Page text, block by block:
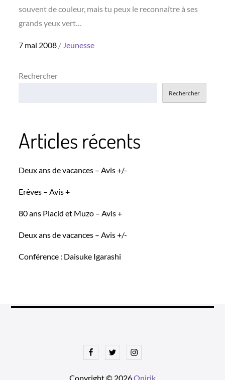
souvent de couleur, mais tu peux le reconnaître à ses
grands yeux vert…
Posted
7 mai 2008 Jeunesse
Rechercher
Rechercher
Articles récents
Deux ans de vacances – Avis +/-
Erêves – Avis +
80 ans Placid et Muzo – Avis +
Deux ans de vacances – Avis +/-
Conférence : Daisuke Igarashi
FacebookTwitterInstagram
Copyright © 2026Onirik